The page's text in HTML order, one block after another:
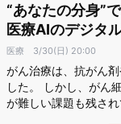
“あなたの分身”
医療AIのデジタ
医療 3/30(日) 20:00
がん治療は、抗がん
した。 しかし、がん
が難しい課題も残さ